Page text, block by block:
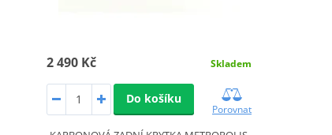
2 490 Kč Skladem
Do košíku
Porovnat